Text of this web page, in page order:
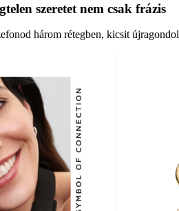
szeretet nem csak frázis
három rétegben, kicsit